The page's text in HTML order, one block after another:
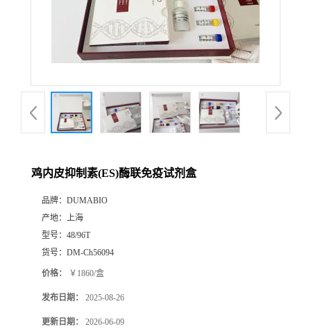
品
鸡内皮抑制素(ES)酶联免疫试剂盒
品牌： DUMABIO
产地： 上海
型号： 48/96T
货号： DM-Ch56094
价格： ￥1860/盒
发布日期： 2025-08-26
更新日期： 2026-06-09